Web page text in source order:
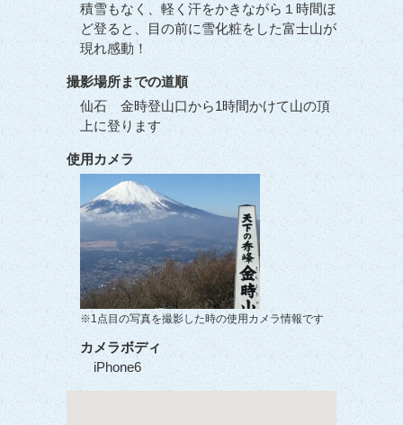
積雪もなく、軽く汗をかきながら１時間ほ
ど登ると、目の前に雪化粧をした富士山が
現れ感動！
撮影場所までの道順
仙石 金時登山口から1時間かけて山の頂
上に登ります
使用カメラ
※1点目の写真を撮影した時の使用カメラ情報です
カメラボディ
iPhone6